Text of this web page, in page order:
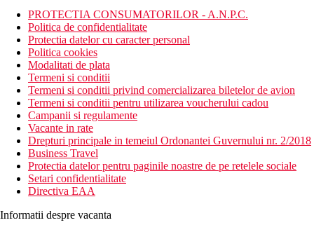
PROTECTIA CONSUMATORILOR - A.N.P.C.
Politica de confidentialitate
Protectia datelor cu caracter personal
Politica cookies
Modalitati de plata
Termeni si conditii
Termeni si conditii privind comercializarea biletelor de avion
Termeni si conditii pentru utilizarea voucherului cadou
Campanii si regulamente
Vacante in rate
Drepturi principale in temeiul Ordonantei Guvernului nr. 2/2018
Business Travel
Protectia datelor pentru paginile noastre de pe retelele sociale
Setari confidentialitate
Directiva EAA
Informatii despre vacanta